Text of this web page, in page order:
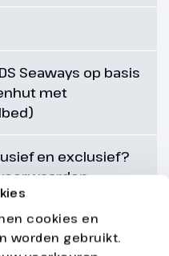
cookies en
worden gebruikt.
rijden we naar
gaan we aan
beroemde Kyle
de Great Highland
genoemd. Deze
absoluut de
deze ca. 3 uur
rijden we
Schotse
rijden door de
naar het
van unieke
de hooglanden,
Seaways op basis
met
en exclusief?